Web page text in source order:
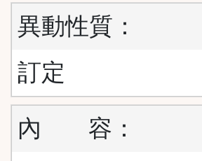
異動性質：
訂定
內 容：